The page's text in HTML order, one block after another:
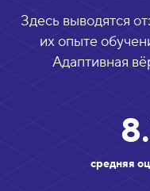
Здесь выводятся
их опыте
Адаптивная
средняя